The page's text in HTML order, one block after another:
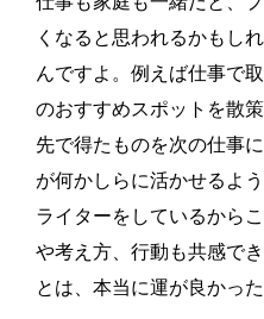
くなると思われるかもし
んですよ。例えば仕事で
のおすすめスポットを散
先で得たものを次の仕事
が何かしらに活かせるよ
ライターをしているから
や考え方、行動も共感で
とは、本当に運が良かった